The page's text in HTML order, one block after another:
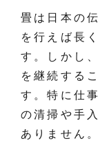
畳は日本の
を行えば長
す。しかし
を継続する
す。特に仕
の清掃や手
ありません。